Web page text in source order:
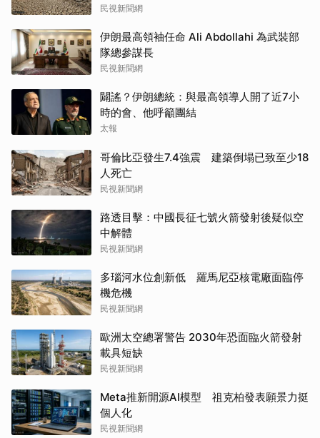
民視新聞網
伊朗最高領袖任命 Ali Abdollahi 為武裝部
隊總參謀長
民視新聞網
闢謠？伊朗總統：與最高領導人開了近7小
時的會、他呼籲團結
太報
哥倫比亞發生7.4強震 建築倒塌已致至少18
人死亡
民視新聞網
路透目擊：中國長征七號火箭發射後疑似空
中解體
民視新聞網
多瑙河水位創新低 羅馬尼亞核電廠面臨停
機危機
民視新聞網
歐洲太空總署警告 2030年恐面臨火箭發射
載具短缺
民視新聞網
Meta推新開源AI模型 祖克柏發表願景力挺
個人化
民視新聞網